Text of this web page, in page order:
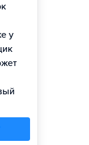
у